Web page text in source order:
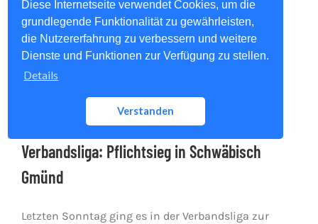
Verbandsliga: Pflichtsieg in Schwäbisch
Gmünd
Letzten Sonntag ging es in der Verbandsliga zur